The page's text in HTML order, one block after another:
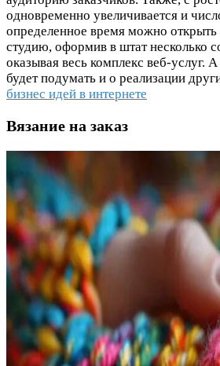
одновременно увеличивается и
определенное время можно
студию, оформив в штат несколько
оказывая весь комплекс веб-услуг.
будет подумать и о реализации
бизнес идей в интернете
Вязание на заказ